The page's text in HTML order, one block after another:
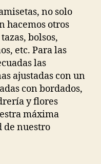
no solo
hacemos otros
bolsos,
etc. Para las
las
ajustadas con un
con bordados,
y flores
máxima
de nuestro